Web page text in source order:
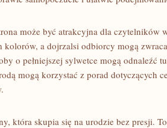
może być atrakcyjna dla czytelników
kolorów, a dojrzalsi odbiorcy mogą
o pełniejszej sylwetce mogą odnaleźć
mogą korzystać z porad dotyczących
która skupia się na urodzie bez presji.